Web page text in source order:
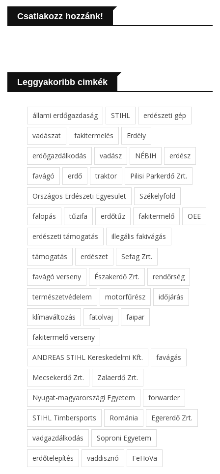
Csatlakozz hozzánk!
Leggyakoribb cimkék
állami erdőgazdaság STIHL erdészeti gép
vadászat fakitermelés Erdély
erdőgazdálkodás vadász NÉBIH erdész
favágó erdő traktor Pilisi Parkerdő Zrt.
Országos Erdészeti Egyesület Székelyföld
falopás tűzifa erdőtűz fakitermelő OEE
erdészeti támogatás illegális fakivágás
támogatás erdészet Sefag Zrt.
favágó verseny Északerdő Zrt. rendőrség
természetvédelem motorfűrész időjárás
klímaváltozás fatolvaj faipar
fakitermelő verseny
ANDREAS STIHL Kereskedelmi Kft. favágás
Mecsekerdő Zrt. Zalaerdő Zrt.
Nyugat-magyarországi Egyetem forwarder
STIHL Timbersports Románia Egererdő Zrt.
vadgazdálkodás Soproni Egyetem
erdőtelepítés vaddisznó FeHoVa